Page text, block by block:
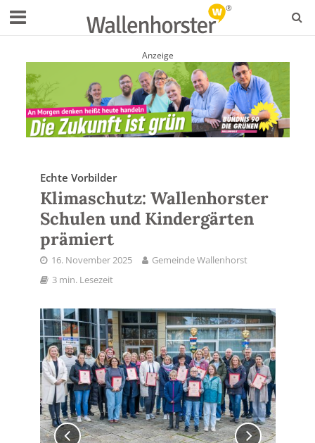
Anzeige
Echte Vorbilder
Klimaschutz: Wallenhorster
Schulen und Kindergärten
prämiert
16. November 2025
Gemeinde Wallenhorst
3 min. Lesezeit